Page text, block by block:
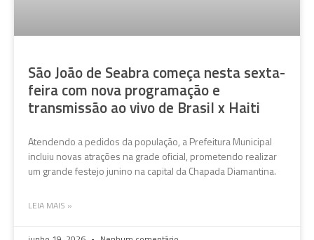
São João de Seabra começa nesta sexta-
feira com nova programação e
transmissão ao vivo de Brasil x Haiti
Atendendo a pedidos da população, a Prefeitura Municipal
incluiu novas atrações na grade oficial, prometendo realizar
um grande festejo junino na capital da Chapada Diamantina.
LEIA MAIS »